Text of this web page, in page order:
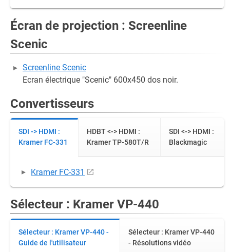
Écran de projection : Screenline
Scenic
Screenline Scenic
Ecran électrique "Scenic" 600x450 dos noir.
Convertisseurs
SDI -> HDMI :
Kramer FC-331
HDBT <-> HDMI :
Kramer TP-580T/R
SDI <-> HDMI :
Blackmagic
Kramer FC-331
Sélecteur : Kramer VP-440
Sélecteur : Kramer VP-440 -
Guide de l'utilisateur
Sélecteur : Kramer VP-440
- Résolutions vidéo